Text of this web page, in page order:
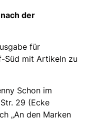
der
für
Süd mit Artikeln zu
Schon im
29 (Ecke
„An den Marken